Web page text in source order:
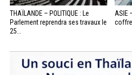
THAÏLANDE – POLITIQUE : Le
Parlement reprendra ses travaux le
25...
ASIE